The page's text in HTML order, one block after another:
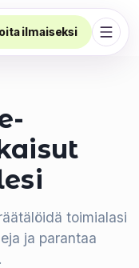
ilmaiseksi
Avaa
toimialasi
ja parantaa